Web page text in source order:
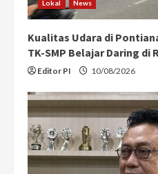
i
n
g
Lokal News
Kualitas Udara di
TK-SMP Belajar Daring di
Editor PI 10/08/2026